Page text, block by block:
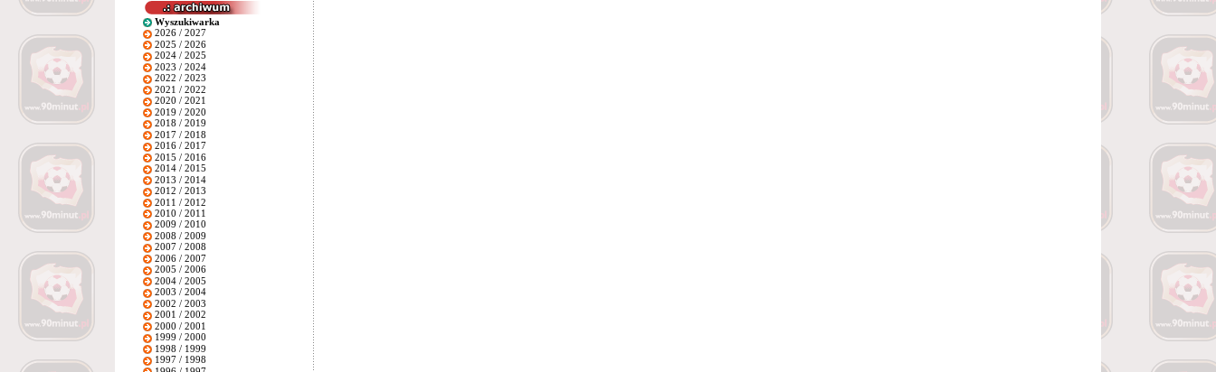
Wyszukiwarka
2026 / 2027
2025 / 2026
2024 / 2025
2023 / 2024
2022 / 2023
2021 / 2022
2020 / 2021
2019 / 2020
2018 / 2019
2017 / 2018
2016 / 2017
2015 / 2016
2014 / 2015
2013 / 2014
2012 / 2013
2011 / 2012
2010 / 2011
2009 / 2010
2008 / 2009
2007 / 2008
2006 / 2007
2005 / 2006
2004 / 2005
2003 / 2004
2002 / 2003
2001 / 2002
2000 / 2001
1999 / 2000
1998 / 1999
1997 / 1998